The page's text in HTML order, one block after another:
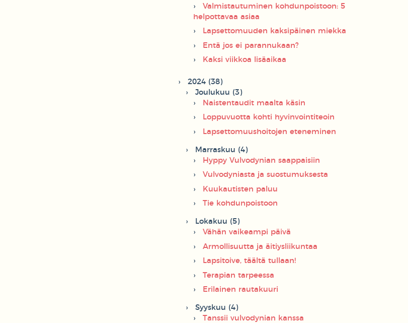
Valmistautuminen kohdunpoistoon: 5
helpottavaa asiaa
Lapsettomuuden kaksipäinen miekka
Entä jos ei parannukaan?
Kaksi viikkoa lisäaikaa
2024 (38)
Joulukuu (3)
Naistentaudit maalta käsin
Loppuvuotta kohti hyvinvointiteoin
Lapsettomuushoitojen eteneminen
Marraskuu (4)
Hyppy Vulvodynian saappaisiin
Vulvodyniasta ja suostumuksesta
Kuukautisten paluu
Tie kohdunpoistoon
Lokakuu (5)
Vähän vaikeampi päivä
Armollisuutta ja äitiysliikuntaa
Lapsitoive, täältä tullaan!
Terapian tarpeessa
Erilainen rautakuuri
Syyskuu (4)
Tanssii vulvodynian kanssa